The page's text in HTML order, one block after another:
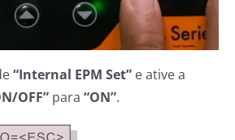
“Internal EPM Set” e ative a
OFF” para “ON”.